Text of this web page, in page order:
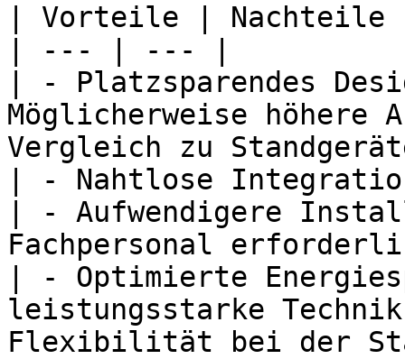
| Vorteile | Nachteile
| --- | --- |
| - Platzsparendes
Möglicherweise höhere
Vergleich zu
| - Nahtlose
| - Aufwendigere
Fachpersonal
| - Optimierte
leistungsstarke
Flexibilität bei der